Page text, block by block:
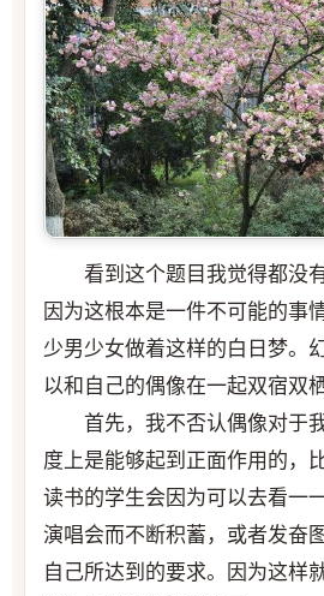
看到这个题目我觉得都没有
因为这根本是一件不可能的事
少男少女做着这样的白日梦。
以和自己的偶像在一起双宿双栖
首先，我不否认偶像对于
度上是能够起到正面作用的，
读书的学生会因为可以去看一
演唱会而不断积蓄，或者发奋
自己所达到的要求。因为这样